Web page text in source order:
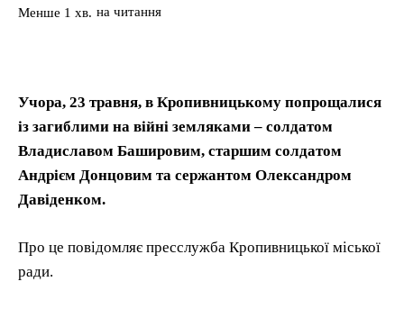
Менше 1 хв. на читання
Учора, 23 травня, в Кропивницькому попрощалися
із загиблими на війні земляками – солдатом
Владиславом Башировим, старшим солдатом
Андрієм Донцовим та сержантом Олександром
Давіденком.
Про це повідомляє пресслужба Кропивницької міської
ради.